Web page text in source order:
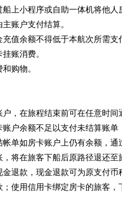
上小程序或自助一体机将他人
账户支付结算。
值余额不得低于本航次所需支
账消费。
购物。
，在旅程结束前可在任意时间
户余额不足以支付未结算账单
单如房卡账户上仍有余额，
将在旅客下船后原路径退还至
退款，现金退款可为原支付币
使用信用卡绑定房卡的旅客